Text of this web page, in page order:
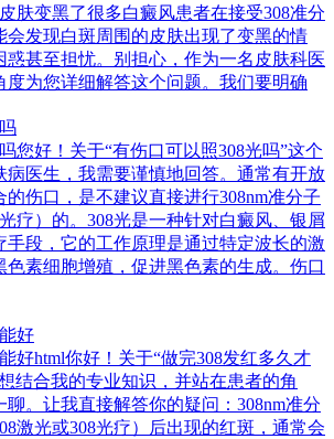
肤变黑了很多白癜风患者在接受308准分
会发现白斑周围的皮肤出现了变黑的情
惑甚至担忧。别担心，作为一名皮肤科医
度为您详细解答这个问题。我们要明确
您好！关于“有伤口可以照308光吗”这个
病医生，我需要谨慎地回答。通常有开放
伤口，是不建议直接进行308nm准分子
疗）的。308光是一种针对白癜风、银屑
手段，它的工作原理是通过特定波长的激
色素细胞增殖，促进黑色素的生成。伤口
好
好html你好！关于“做完308发红多久才
结合我的专业知识，并站在患者的角
聊。让我直接解答你的疑问：308nm准分
激光或308光疗）后出现的红斑，通常会